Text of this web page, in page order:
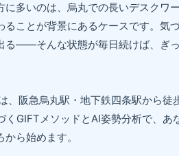
に多いのは、烏丸での長いデスクワ
ることが背景にあるケースです。気
る——そんな状態が毎日続けば、ぎ
、阪急烏丸駅・地下鉄四条駅から徒
くGIFTメソッドとAI姿勢分析で、あ
ら始めます。